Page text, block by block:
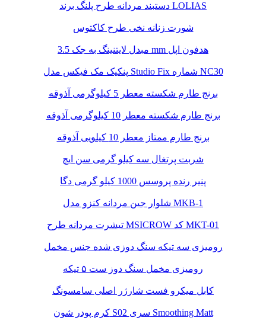
دستبند مردانه طرح پلنگ برند LOLIAS
شورت زنانه نخی طرح کاکتوس
مبدل لایتنینگ به جک 3.5 mm هدفون اپل
پنکیک مک فیکس مدل Studio Fix شماره NC30
برنج طارم شکسته معطر 5 کیلوگرمی آذوقه
برنج طارم شکسته معطر 10 کیلوگرمی آذوقه
برنج طارم ممتاز معطر 10 کیلویی آذوقه
شربت پرتغال سه کیلو گرمی سن ایچ
پنیر رنده پروسس 1000 کیلو گرمی دگا
شلوار جین مردانه کنزو مدل MKB-1
تیشرت مردانه طرح MSICROW کد MKT-01
رومیزی سه تیکه سنگ دوزی شده جنس مخمل
رومیزی مخمل سنگ دوز ست ۵ تیکه
کابل میکرو فست شارژر اصلی سامسونگ
کرم پودر شون S02 سری Smoothing Matt